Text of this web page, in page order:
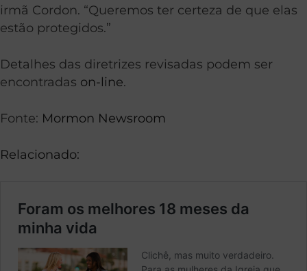
irmã Cordon. “Queremos ter certeza de que elas
estão protegidos.”
Detalhes das diretrizes revisadas podem ser
encontradas on-line.
Fonte: Mormon Newsroom
Relacionado: